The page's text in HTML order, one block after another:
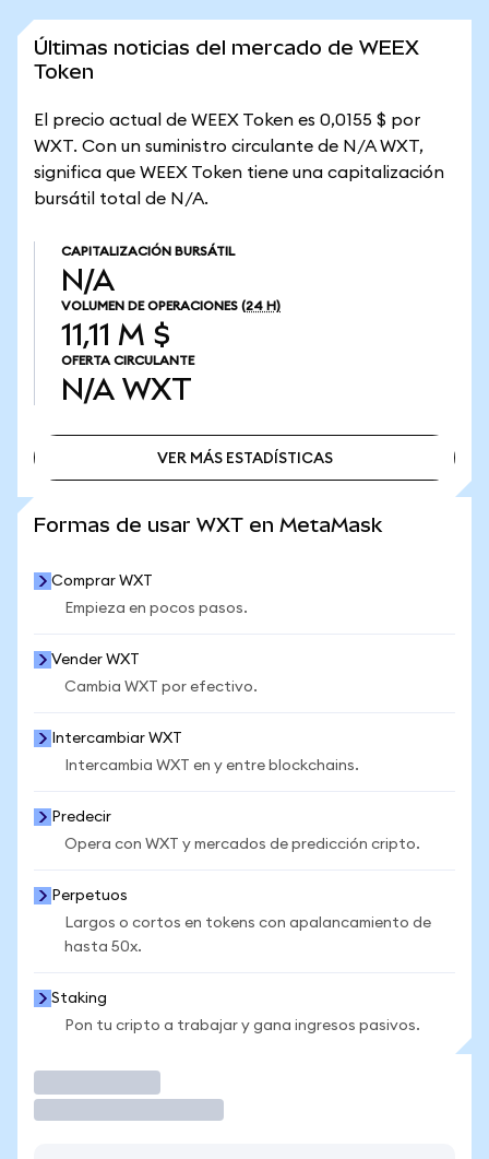
Últimas noticias del mercado de WEEX
Token
El precio actual de WEEX Token es 0,0155 $ por
WXT. Con un suministro circulante de N/A WXT,
significa que WEEX Token tiene una capitalización
bursátil total de N/A.
CAPITALIZACIÓN BURSÁTIL
N/A
VOLUMEN DE OPERACIONES (24 H)
11,11 M $
OFERTA CIRCULANTE
N/A WXT
VER MÁS ESTADÍSTICAS
Formas de usar WXT en MetaMask
Comprar WXT
Empieza en pocos pasos.
Vender WXT
Cambia WXT por efectivo.
Intercambiar WXT
Intercambia WXT en y entre blockchains.
Predecir
Opera con WXT y mercados de predicción cripto.
Perpetuos
Largos o cortos en tokens con apalancamiento de
hasta 50x.
Staking
Pon tu cripto a trabajar y gana ingresos pasivos.